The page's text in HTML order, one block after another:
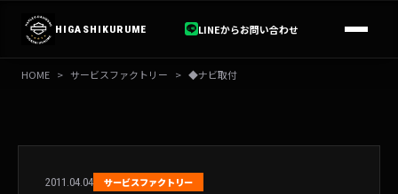
ス
HIGASHIKURUME LINEからお問い合わせ
HOME > サービスファクトリー > ◆ナビ取付
2011.04.04 サービスファクトリー